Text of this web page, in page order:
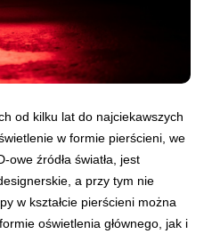
od kilku lat do najciekawszych
w formie pierścieni, we
źródła światła, jest
a przy tym nie
w kształcie pierścieni można
oświetlenia głównego, jak i